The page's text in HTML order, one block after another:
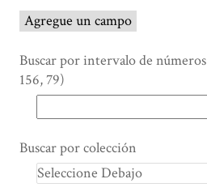
campo
específico":
1
Agregue un campo
Buscar por intervalo de
156, 79)
Buscar por colección